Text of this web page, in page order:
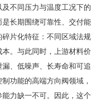
不同压力与温度工况下
长期围绕可靠性、交付
片化特征：不同区域法
。与此同时，上游材料
、低噪声、长寿命和可
功能的高端方向阀领域
力缺一不可。因此，这